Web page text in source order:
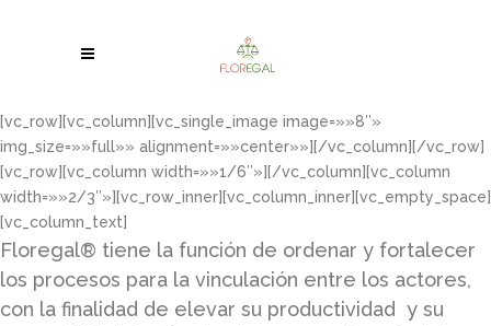
[vc_row][vc_column][vc_single_image image=»»8″»
img_size=»»full»» alignment=»»center»»][/vc_column][/vc_row]
[vc_row][vc_column width=»»1/6″»][/vc_column][vc_column
width=»»2/3″»][vc_row_inner][vc_column_inner][vc_empty_space]
[vc_column_text]
Floregal® tiene la función de ordenar y fortalecer
los procesos para la vinculación entre los actores,
con la finalidad de elevar su productividad y su